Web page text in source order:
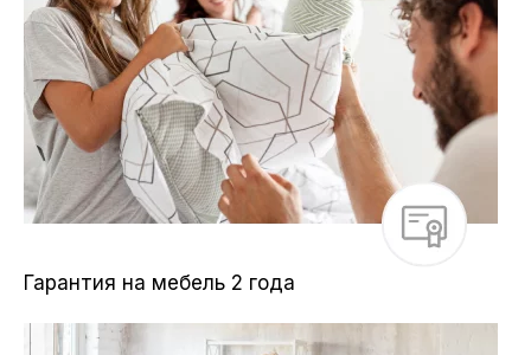
Гарантия на мебель 2 года